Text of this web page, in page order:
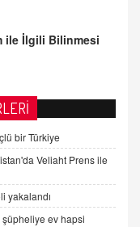
ve dijital hukukun
Alınmalı?
bir Türkiye
Veliaht Prens ile
yakalandı
şüpheliye ev hapsi